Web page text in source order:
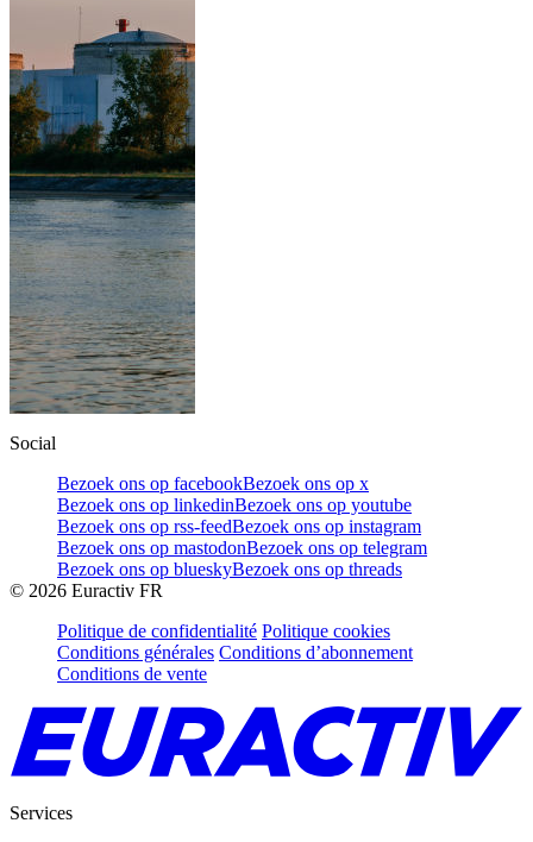
Social
Bezoek ons op facebookBezoek ons op x
Bezoek ons op linkedinBezoek ons op youtube
Bezoek ons op rss-feedBezoek ons op instagram
Bezoek ons op mastodonBezoek ons op telegram
Bezoek ons op blueskyBezoek ons op threads
© 2026 Euractiv FR
Politique de confidentialité Politique cookies
Conditions générales Conditions d’abonnement
Conditions de vente
Services